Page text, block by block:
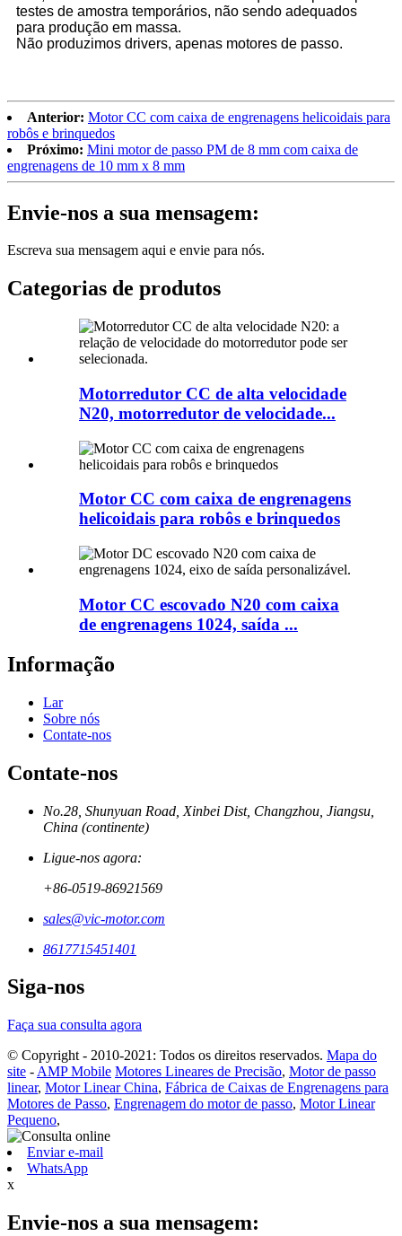
testes de amostra temporários, não sendo adequados
para produção em massa.
Não produzimos drivers, apenas motores de passo.
Anterior: Motor CC com caixa de engrenagens helicoidais para
robôs e brinquedos
Próximo: Mini motor de passo PM de 8 mm com caixa de
engrenagens de 10 mm x 8 mm
Envie-nos a sua mensagem:
Escreva sua mensagem aqui e envie para nós.
Categorias de produtos
Motorredutor CC de alta velocidade
N20, motorredutor de velocidade...
Motor CC com caixa de engrenagens
helicoidais para robôs e brinquedos
Motor CC escovado N20 com caixa
de engrenagens 1024, saída ...
Informação
Lar
Sobre nós
Contate-nos
Contate-nos
No.28, Shunyuan Road, Xinbei Dist, Changzhou, Jiangsu,
China (continente)
Ligue-nos agora:
+86-0519-86921569
sales@vic-motor.com
8617715451401
Siga-nos
Faça sua consulta agora
© Copyright - 2010-2021: Todos os direitos reservados. Mapa do
site - AMP Mobile Motores Lineares de Precisão, Motor de passo
linear, Motor Linear China, Fábrica de Caixas de Engrenagens para
Motores de Passo, Engrenagem do motor de passo, Motor Linear
Pequeno,
Enviar e-mail
WhatsApp
x
Envie-nos a sua mensagem: